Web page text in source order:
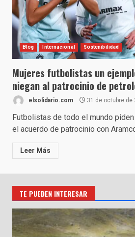
Blog Internacional Sostenibilidad
Mujeres futbolistas un
niegan al patrocinio de
elsolidario.com 31 de octubre de
Futbolistas de todo el mundo
el acuerdo de patrocinio con
Leer Más
TE PUEDEN INTERESAR